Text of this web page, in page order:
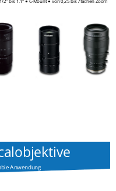
2" bis 1.1" ● C-Mount ● von 0,25 bis 7fachen Zoom
Anwendung